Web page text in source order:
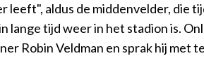
leeft", aldus de middenvelder, die
lange tijd weer in het stadion is.
Robin Veldman en sprak hij met